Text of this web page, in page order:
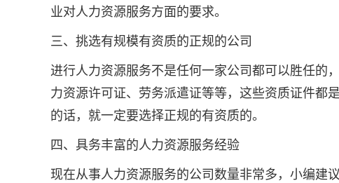
业对人力资源服务方面的要求。
三、挑选有规模有资质的正规的公司
进行人力资源服务不是任何一家公司都可以胜任的
力资源许可证、劳务派遣证等等，这些资质证件都
的话，就一定要选择正规的有资质的。
四、具务丰富的人力资源服务经验
现在从事人力资源服务的公司数量非常多，小编建